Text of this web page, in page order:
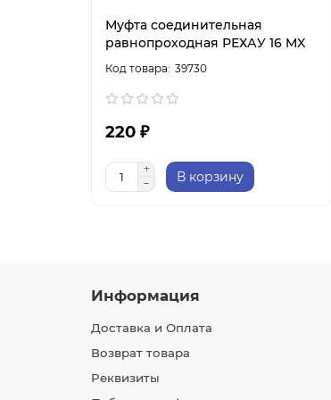
Муфта соединительная
равнопроходная РЕХАУ 16 MX
39730
220 ₽
В корзину
Информация
Доставка и Оплата
Возврат товара
Реквизиты